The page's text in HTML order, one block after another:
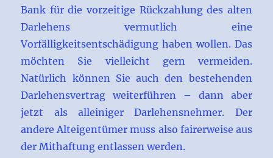
Bank für die vorzeitige Rückzahlung des alten
Darlehens vermutlich eine
Vorfälligkeitsentschädigung haben wollen. Das
möchten Sie vielleicht gern vermeiden.
Natürlich können Sie auch den bestehenden
Darlehensvertrag weiterführen – dann aber
jetzt als alleiniger Darlehensnehmer. Der
andere Alteigentümer muss also fairerweise aus
der Mithaftung entlassen werden.